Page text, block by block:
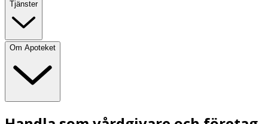
Tjänster
Om Apoteket